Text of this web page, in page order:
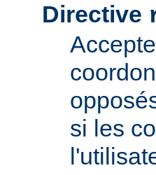
Directive
si les